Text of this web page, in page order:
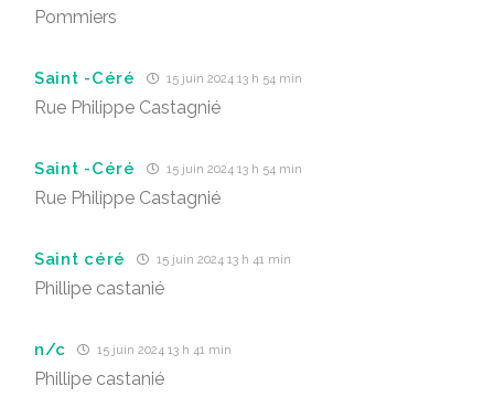
Pommiers
Saint -Céré 15 juin 2024 13 h 54 min
Rue Philippe Castagnié
Saint -Céré 15 juin 2024 13 h 54 min
Rue Philippe Castagnié
Saint céré 15 juin 2024 13 h 41 min
Phillipe castanié
n/c 15 juin 2024 13 h 41 min
Phillipe castanié